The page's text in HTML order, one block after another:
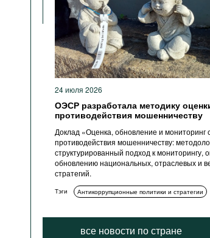
24 июля 2026
ОЭСР разработала методику
противодействия мошенничеству
Доклад «Оценка, обновление и мониторинг
противодействия мошенничеству:
структурированный подход к мониторингу,
обновлению национальных, отраслевых и
стратегий.
Тэги Антикоррупционные политики и стратегии
все новости по стране